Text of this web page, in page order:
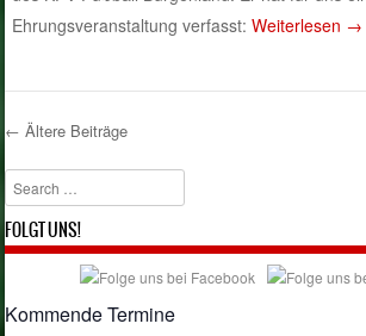
Ehrungsveranstaltung verfasst:Weiterlesen →
Post navigation
← Ältere Beiträge
Search
FOLGT UNS!
Kommende Termine